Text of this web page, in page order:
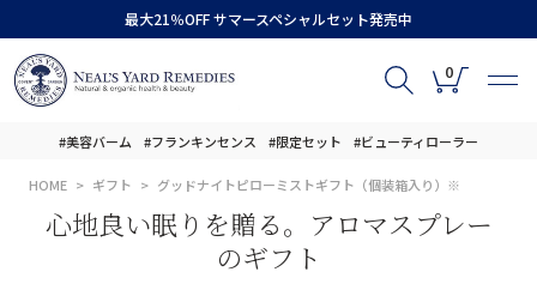
最大21％OFF サマースペシャルセット発売中
0
#美容バーム #フランキンセンス #限定セット #ビューティローラー
HOME ギフト グッドナイトピローミストギフト（個装箱入り）※
心地良い眠りを贈る。アロマスプレー
のギフト